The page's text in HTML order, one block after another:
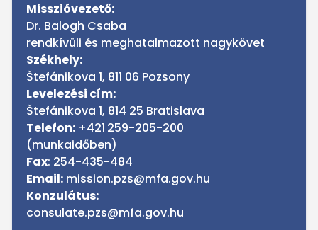
Misszióvezető:
Dr. Balogh Csaba
rendkívüli és meghatalmazott nagykövet
Székhely:
Štefánikova 1, 811 06 Pozsony
Levelezési cím:
Štefánikova 1, 814 25 Bratislava
Telefon: +421 259-205-200
(munkaidőben)
Fax: 254-435-484
Email: mission.pzs@mfa.gov.hu
Konzulátus:
consulate.pzs@mfa.gov.hu